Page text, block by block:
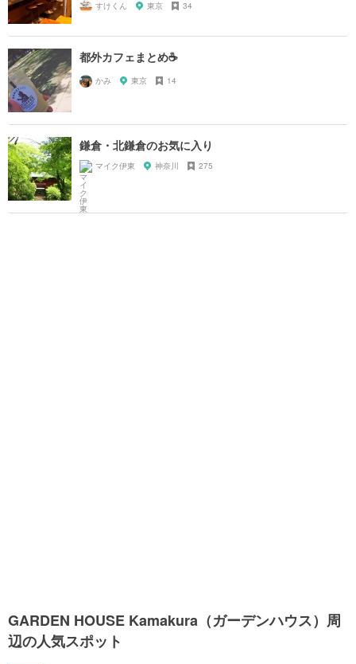
すけくん 東京 34
都外カフェまとめ☕️
かみ 東京 14
鎌倉・北鎌倉のお気に入り
マイク伊東 神奈川 275
GARDEN HOUSE Kamakura（ガーデンハウス）周
辺の人気スポット